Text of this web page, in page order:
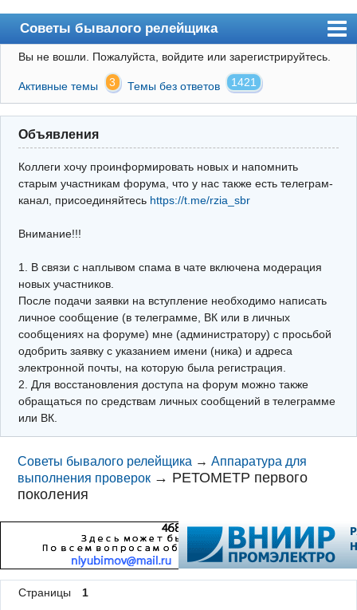
Советы бывалого релейщика
Форум
Правила
Поиск
Регистрация
Архив
Почта
Поиск релейщика
Видео РЗиА
Фотохостинг
Телеграм
Вы не вошли. Пожалуйста, войдите или зарегистрируйтесь.
Активные темы 3 Темы без ответов 1421
Объявления
Коллеги хочу проинформировать новых и напомнить
старым участникам форума, что у нас также есть телеграм-
канал, присоединяйтесь https://t.me/rzia_sbr
Внимание!!!
1. В связи с наплывом спама в чате включена модерация
новых участников.
После подачи заявки на вступление необходимо написать
личное сообщение (в телеграмме, ВК или в личных
сообщениях на форуме) мне (администратору) с просьбой
одобрить заявку с указанием имени (ника) и адреса
электронной почты, на которую была регистрация.
2. Для восстановления доступа на форум можно также
обращаться по средствам личных сообщений в телеграмме
или ВК.
Советы бывалого релейщика →Аппаратура для
выполнения проверок → РЕТОМЕТР первого
поколения
Страницы
1